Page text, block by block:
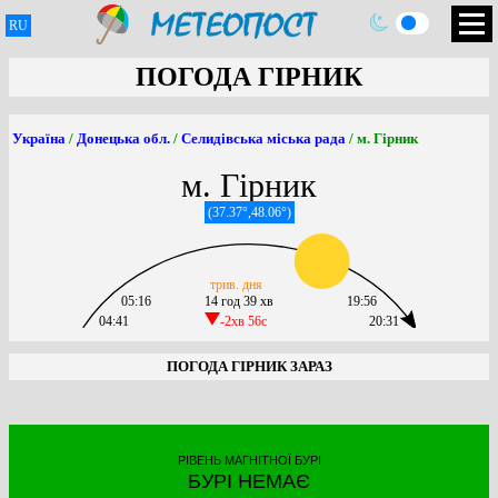
RU
ПОГОДА ГІРНИК
Україна / Донецька обл. / Селидівська міська рада / м. Гірник
м. Гірник
(37.37°,48.06°)
04:41
05:16
14 год 39 хв
-2хв 56c
трив. дня
20:31
19:56
ПОГОДА ГІРНИК ЗАРАЗ
РІВЕНЬ МАГНІТНОЇ БУРІ
БУРІ НЕМАЄ